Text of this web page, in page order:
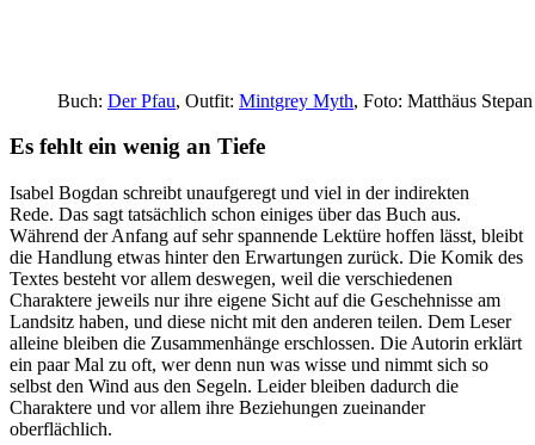
Buch: Der Pfau, Outfit: Mintgrey Myth, Foto: Matthäus Stepan
Es fehlt ein wenig an Tiefe
Isabel Bogdan schreibt unaufgeregt und viel in der indirekten
Rede. Das sagt tatsächlich schon einiges über das Buch aus.
Während der Anfang auf sehr spannende Lektüre hoffen lässt, bleibt
die Handlung etwas hinter den Erwartungen zurück. Die Komik des
Textes besteht vor allem deswegen, weil die verschiedenen
Charaktere jeweils nur ihre eigene Sicht auf die Geschehnisse am
Landsitz haben, und diese nicht mit den anderen teilen. Dem Leser
alleine bleiben die Zusammenhänge erschlossen. Die Autorin erklärt
ein paar Mal zu oft, wer denn nun was wisse und nimmt sich so
selbst den Wind aus den Segeln. Leider bleiben dadurch die
Charaktere und vor allem ihre Beziehungen zueinander
oberflächlich.